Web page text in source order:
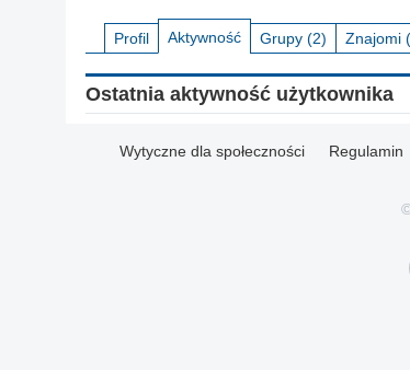
Profil Aktywność Grupy (2) Znajomi
Ostatnia aktywność użytkownika
Wytyczne dla społeczności Regulamin